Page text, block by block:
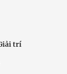
trí